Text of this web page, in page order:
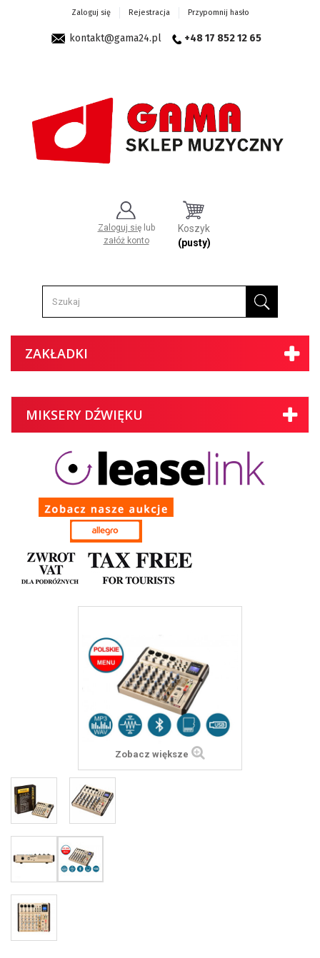
Zaloguj się Rejestracja Przypomnij hasło
kontakt@gama24.pl +48 17 852 12 65
Zaloguj się lub
załóż konto
Koszyk
(pusty)
ZAKŁADKI
MIKSERY DŹWIĘKU
Zobacz większe